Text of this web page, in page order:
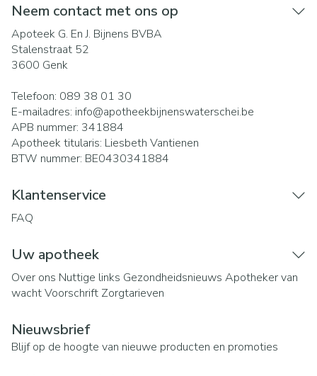
Neem contact met ons op
Apoteek G. En J. Bijnens BVBA
Stalenstraat 52
3600 Genk
Telefoon: 089 38 01 30
E-mailadres: info@apotheekbijnenswaterschei.be
APB nummer: 341884
Apotheek titularis: Liesbeth Vantienen
BTW nummer: BE0430341884
Klantenservice
FAQ
Uw apotheek
Over ons Nuttige links Gezondheidsnieuws Apotheker van
wachtVoorschrift Zorgtarieven
Nieuwsbrief
Blijf op de hoogte van nieuwe producten en promoties